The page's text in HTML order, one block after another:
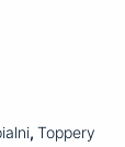
, Toppery